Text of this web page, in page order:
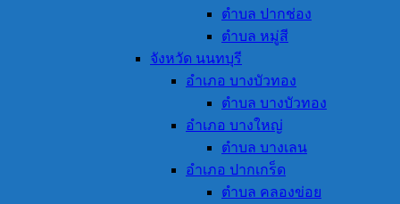
ตำบล ปากช่อง
ตำบล หมู่สี
จังหวัด นนทบุรี
อำเภอ บางบัวทอง
ตำบล บางบัวทอง
อำเภอ บางใหญ่
ตำบล บางเลน
อำเภอ ปากเกร็ด
ตำบล คลองข่อย